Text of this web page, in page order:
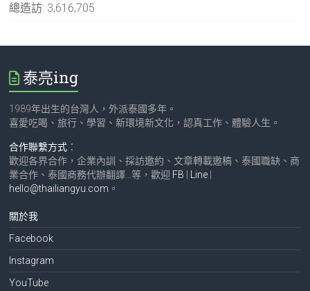
總造訪: 3,616,705
泰亮ing
1989年出生的台灣人，外派泰國多年。
喜愛吃喝、旅行、學習、新環境新文化，認真工作、體驗人生。
合作聯繫方式 ：
歡迎各界合作，企業內訓、採訪邀約、文章轉載邀稿、泰國職缺、商
業合作、泰國商務代辦翻譯…等，歡迎 FB Line
hello@thailiangyu.com 。
關於我
Facebook
Instagram
YouTube